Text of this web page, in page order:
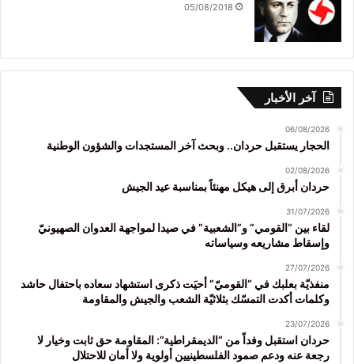
05/08/2018
آخر الأخبار
06/08/2026
الحجار يستقبل حردان.. وبحث آخر المستجدات والشؤون الوطنية
02/08/2026
حردان أبرق إلى هيكل مهنئاً بمناسبة عيد الجيش
31/07/2026
لقاء بين “القومي” و”الشعبية” في صيدا لمواجهة العدوان الصهيونيّ
وإسقاط مشاريعه وسياساته
27/07/2026
منفذيّة بعلبك في “القوميّ” أحيَت ذكرى استشهاد سعاده باحتفال حاشد
وكلمات أكدت التمسّك بثلاثيّة الشعب والجيش والمقاومة
23/07/2026
حردان استقبل وفداً من “الديمقراطية”: المقاومة حق ثابت وخيار لا
رجعة عنه ودعم صمود الفلسطينيين أولوية ولا أمان للاحتلال